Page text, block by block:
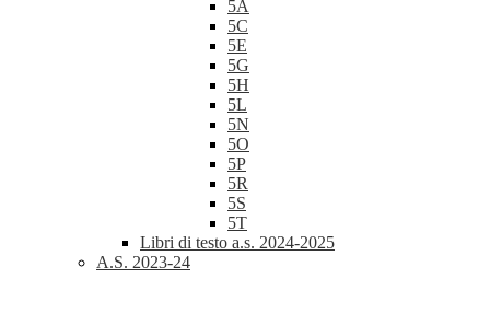
5A
5C
5E
5G
5H
5L
5N
5O
5P
5R
5S
5T
Libri di testo a.s. 2024-2025
A.S. 2023-24